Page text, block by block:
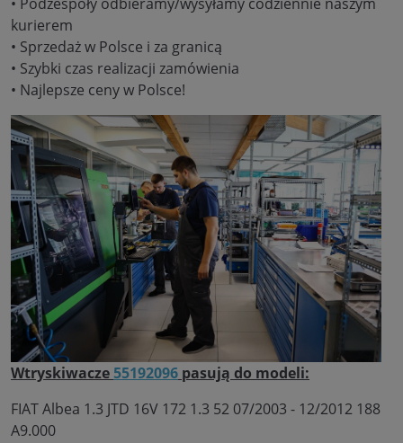
kurierem
• Sprzedaż w Polsce i za granicą
• Szybki czas realizacji zamówienia
• Najlepsze ceny w Polsce!
Wtryskiwacze 55192096 pasują do modeli:
FIAT Albea 1.3 JTD 16V 172 1.3 52 07/2003 - 12/2012 188
A9.000